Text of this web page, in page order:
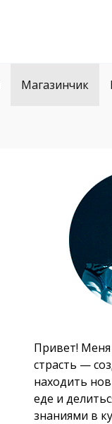
Магазинчик
Привет!
страсть —
находить
еде и
знаниями в